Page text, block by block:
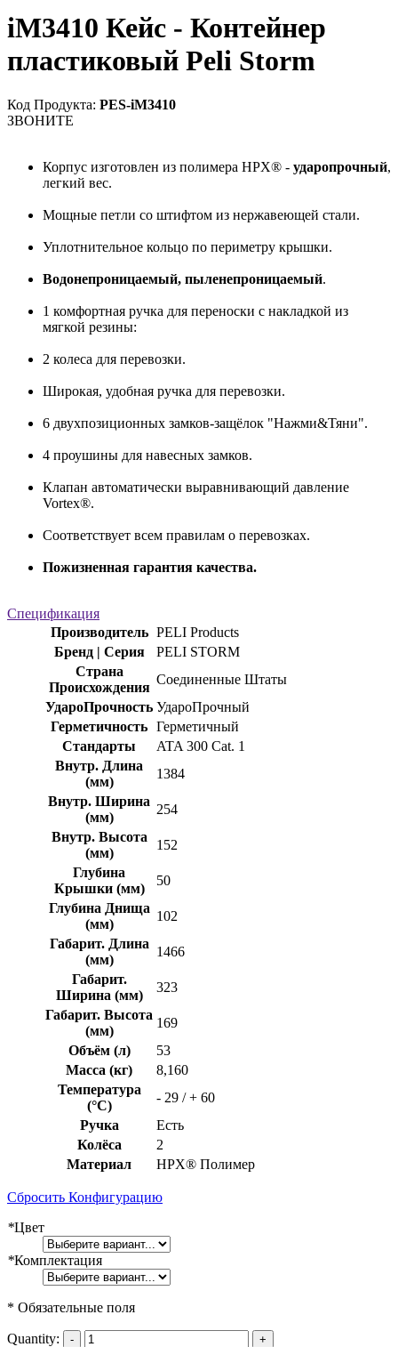
iM3410 Кейс - Контейнер
пластиковый Peli Storm
Код Продукта: PES-iM3410
ЗВОНИТЕ
Корпус изготовлен из полимера HPX® - ударопрочный,
легкий вес.
Мощные петли со штифтом из нержавеющей стали.
Уплотнительное кольцо по периметру крышки.
Водонепроницаемый, пыленепроницаемый.
1 комфортная ручка для переноски с накладкой из
мягкой резины:
2 колеса для перевозки.
Широкая, удобная ручка для перевозки.
6 двухпозиционных замков-защёлок "Нажми&Тяни".
4 проушины для навесных замков.
Клапан автоматически выравнивающий давление
Vortex®.
Соответствует всем правилам о перевозках.
Пожизненная гарантия качества.
Спецификация
Производитель PELI Products
Бренд | Серия
PELI STORM
Страна
Происхождения
Соединенные Штаты
УдароПрочность УдароПрочный
Герметичность Герметичный
Стандарты
ATA 300 Cat. 1
Внутр. Длина
(мм)
1384
Внутр. Ширина
(мм)
254
Внутр. Высота
(мм)
152
Глубина
Крышки (мм)
50
Глубина Днища
(мм)
102
Габарит. Длина
(мм)
1466
Габарит.
Ширина (мм)
323
Габарит. Высота
(мм)
169
Объём (л)
53
Масса (кг)
8,160
Температура
(°C)
- 29 / + 60
Ручка
Есть
Колёса
2
Материал
HPX® Полимер
Сбросить Конфигурацию
*Цвет
*Комплектация
* Обязательные поля
Quantity: